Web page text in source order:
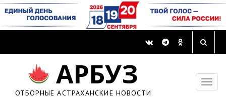
АРБУЗ
ОТБОРНЫЕ АСТРАХАНСКИЕ НОВОСТИ